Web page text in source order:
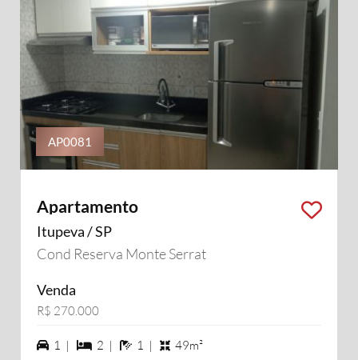
AP0081
Apartamento
Itupeva / SP
Cond Reserva Monte Serrat
Venda
R$ 270.000
1 vagas na garagem
1 | 2 dormiórios
2 | 1 banheiros
1 | 49m²